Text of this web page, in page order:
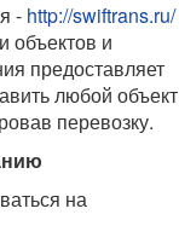
- http://swiftrans.ru/
объектов и
предоставляет
любой объект
перевозку.
на